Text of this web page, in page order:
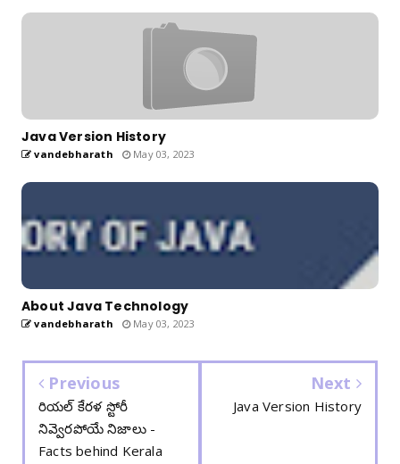
Java Version History
vandebharath May 03, 2023
About Java Technology
vandebharath May 03, 2023
Previous
రియల్ కేరళ స్టోరీ
నివ్వెరపోయే నిజాలు -
Facts behind Kerala
Next
Java Version History